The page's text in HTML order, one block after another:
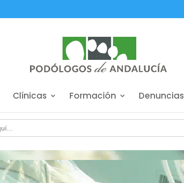
Clínicas Formación Denuncias